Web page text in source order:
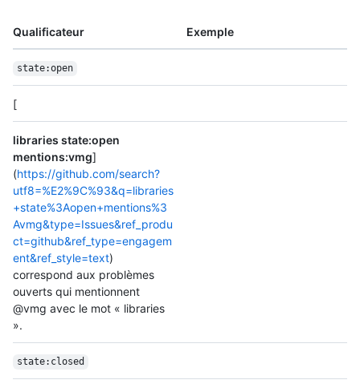
Qualificateur Exemple
state:open
[
libraries state:open
mentions:vmg]
(https://github.com/search?
utf8=%E2%9C%93&q=libraries
+state%3Aopen+mentions%3
Avmg&type=Issues&ref_produ
ct=github&ref_type=engagem
ent&ref_style=text)
correspond aux problèmes
ouverts qui mentionnent
@vmg avec le mot « libraries
».
state:closed